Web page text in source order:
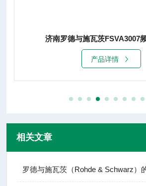
济南罗德与施瓦茨FSVA3007
产品详情
相关文章